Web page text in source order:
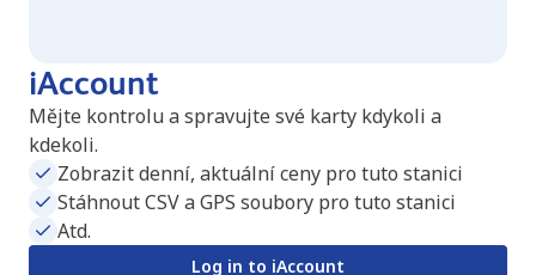
iAccount
Mějte kontrolu a spravujte své karty kdykoli a
kdekoli.
Zobrazit denní, aktuální ceny pro tuto stanici
Stáhnout CSV a GPS soubory pro tuto stanici
Atd.
Log in to iAccount